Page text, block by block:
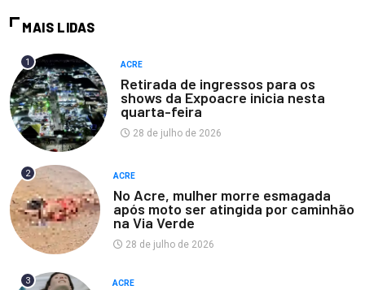
MAIS LIDAS
1 ACRE
Retirada de ingressos para os
shows da Expoacre inicia nesta
quarta-feira
28 de julho de 2026
2 ACRE
No Acre, mulher morre esmagada
após moto ser atingida por caminhão
na Via Verde
28 de julho de 2026
3 ACRE